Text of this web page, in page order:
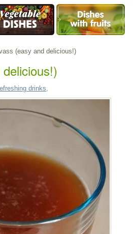
(easy and delicious!)
drinks